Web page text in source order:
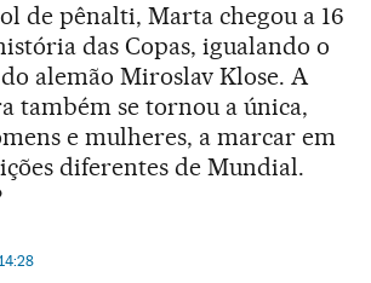
de pênalti, Marta chegou a 16
das Copas, igualando o
alemão Miroslav Klose. A
também se tornou a única,
e mulheres, a marcar em
diferentes de Mundial.